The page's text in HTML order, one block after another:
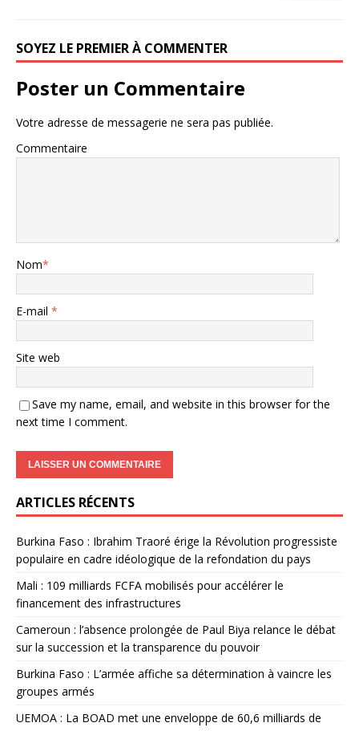
SOYEZ LE PREMIER À COMMENTER
Poster un Commentaire
Votre adresse de messagerie ne sera pas publiée.
Commentaire
Nom*
E-mail *
Site web
Save my name, email, and website in this browser for the
next time I comment.
ARTICLES RÉCENTS
Burkina Faso : Ibrahim Traoré érige la Révolution progressiste
populaire en cadre idéologique de la refondation du pays
Mali : 109 milliards FCFA mobilisés pour accélérer le
financement des infrastructures
Cameroun : l’absence prolongée de Paul Biya relance le débat
sur la succession et la transparence du pouvoir
Burkina Faso : L’armée affiche sa détermination à vaincre les
groupes armés
UEMOA : La BOAD met une enveloppe de 60,6 milliards de